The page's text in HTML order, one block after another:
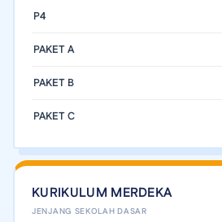
P4
PAKET A
PAKET B
PAKET C
KURIKULUM MERDEKA